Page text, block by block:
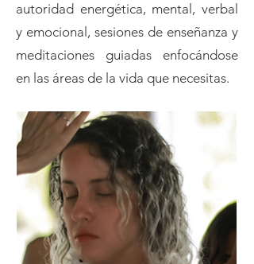
autoridad energética, mental, verbal
y emocional, sesiones de enseñanza y
meditaciones guiadas enfocándose
en las áreas de la vida que necesitas.